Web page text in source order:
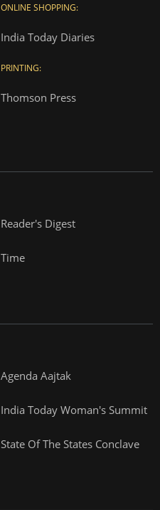
ONLINE SHOPPING:
India Today Diaries
PRINTING:
Thomson Press
Reader's Digest
Time
Agenda Aajtak
India Today Woman's Summit
State Of The States Conclave